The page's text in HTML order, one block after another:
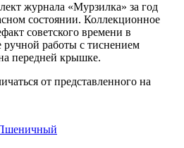
журнала «Мурзилка» за год
состоянии. Коллекционное
советского времени в
ручной работы с тиснением
передней крышке.
от представленного на